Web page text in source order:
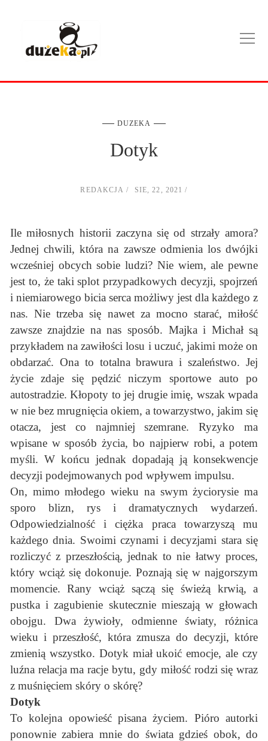
DUZEKA
Dotyk
REDAKCJA SIE, 22, 2021
Ile miłosnych historii zaczyna się od strzały amora?
Jednej chwili, która na zawsze odmienia los dwójki
wcześniej obcych sobie ludzi? Nie wiem, ale pewne
jest to, że taki splot przypadkowych decyzji, spojrzeń
i niemiarowego bicia serca możliwy jest dla każdego z
nas. Nie trzeba się nawet za mocno starać, miłość
zawsze znajdzie na nas sposób. Majka i Michał są
przykładem na zawiłości losu i uczuć, jakimi może on
obdarzać. Ona to totalna brawura i szaleństwo. Jej
życie zdaje się pędzić niczym sportowe auto po
autostradzie. Kłopoty to jej drugie imię, wszak wpada
w nie bez mrugnięcia okiem, a towarzystwo, jakim się
otacza, jest co najmniej szemrane. Ryzyko ma
wpisane w sposób życia, bo najpierw robi, a potem
myśli. W końcu jednak dopadają ją konsekwencje
decyzji podejmowanych pod wpływem impulsu.
On, mimo młodego wieku na swym życiorysie ma
sporo blizn, rys i dramatycznych wydarzeń.
Odpowiedzialność i ciężka praca towarzyszą mu
każdego dnia. Swoimi czynami i decyzjami stara się
rozliczyć z przeszłością, jednak to nie łatwy proces,
który wciąż się dokonuje. Poznają się w najgorszym
momencie. Rany wciąż sączą się świeżą krwią, a
pustka i zagubienie skutecznie mieszają w głowach
obojgu. Dwa żywioły, odmienne światy, różnica
wieku i przeszłość, która zmusza do decyzji, które
zmienią wszystko. Dotyk miał ukoić emocje, ale czy
luźna relacja ma racje bytu, gdy miłość rodzi się wraz
z muśnięciem skóry o skórę?
Dotyk
To kolejna opowieść pisana życiem. Pióro autorki
ponownie zabiera mnie do świata gdzieś obok, do